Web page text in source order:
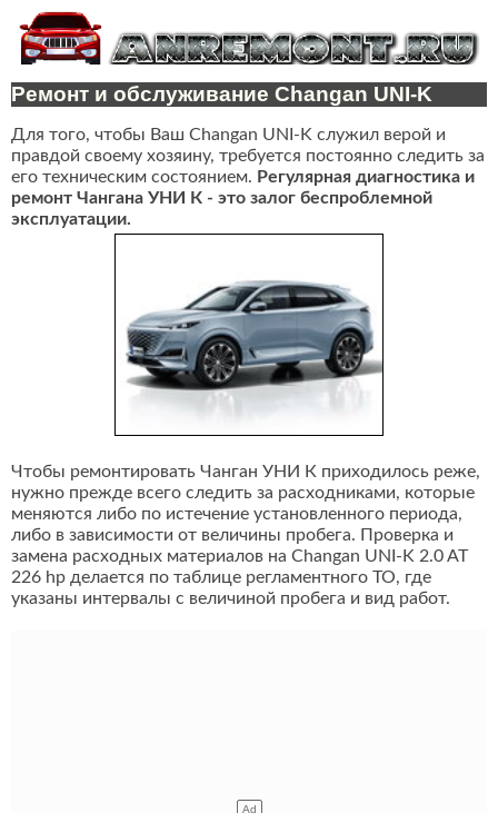
Ремонт и обслуживание Changan UNI-K
Для того, чтобы Ваш Changan UNI-K служил верой и
правдой своему хозяину, требуется постоянно следить за
его техническим состоянием. Регулярная диагностика и
ремонт Чангана УНИ К - это залог беспроблемной
эксплуатации.
Чтобы ремонтировать Чанган УНИ К приходилось реже,
нужно прежде всего следить за расходниками, которые
меняются либо по истечение установленного периода,
либо в зависимости от величины пробега. Проверка и
замена расходных материалов на Changan UNI-K 2.0 AT
226 hp делается по таблице регламентного ТО, где
указаны интервалы с величиной пробега и вид работ.